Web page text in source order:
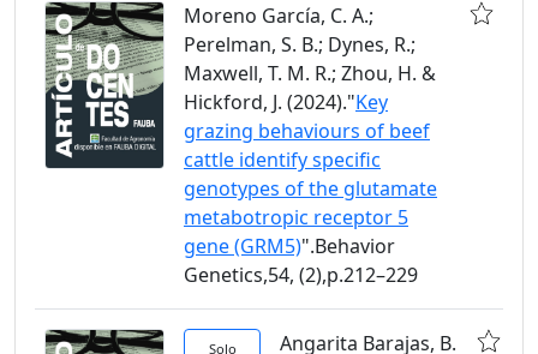
Moreno García, C. A.;
Perelman, S. B.; Dynes, R.;
Maxwell, T. M. R.; Zhou, H. &
Hickford, J. (2024)."Key
grazing behaviours of beef
cattle identify specific
genotypes of the glutamate
metabotropic receptor 5
gene (GRM5)".Behavior
Genetics,54, (2),p.212–229
Solo Angarita Barajas, B.